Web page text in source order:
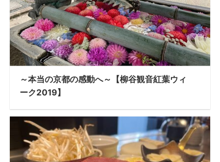
～本当の京都の感動へ～【柳谷観音紅葉ウィ
ーク2019】